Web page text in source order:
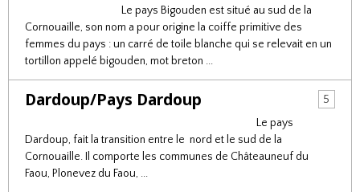
Le pays Bigouden est situé au sud de la
Cornouaille, son nom a pour origine la coiffe primitive des
femmes du pays : un carré de toile blanche qui se relevait en un
tortillon appelé bigouden, mot breton ...
Dardoup/Pays Dardoup
5
Le pays
Dardoup, fait la transition entre le nord et le sud de la
Cornouaille. Il comporte les communes de Châteauneuf du
Faou, Plonevez du Faou, ...